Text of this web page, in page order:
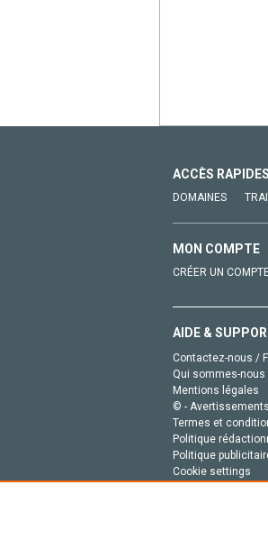
ACCÈS RAPIDES
DOMAINES
MON COMPTE
CRÉER UN
AIDE &
Contactez-nous /
Qui sommes-nous
Mentions légales
© - Avertissements
Termes et
Politique
Politique
Cookie settings